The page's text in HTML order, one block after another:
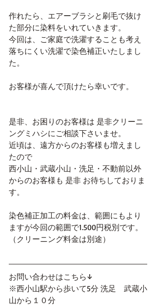
作れたら、エアーブラシと刷毛で抜け
た部分に染料をいれていきます。
今回は、ご家庭で洗濯することも考え
落ちにくい洗濯で染色補正いたしまし
た。
お客様が喜んで頂けたら幸いです。
是非、お困りのお客様は 是非クリーニ
ングミハシにご相談下さいませ。
近頃は、遠方からのお客様も増えまし
たので
西小山・武蔵小山・洗足・不動前以外
からのお客様も 是非 お待ちしておりま
す。
染色補正加工の料金は、範囲にもより
ますが今回の範囲で1.500円税別です。
（クリーニング料金は別途）
お問い合わせはこちら↓
※西小山駅から歩いて5分 洗足　武蔵小
山から１０分